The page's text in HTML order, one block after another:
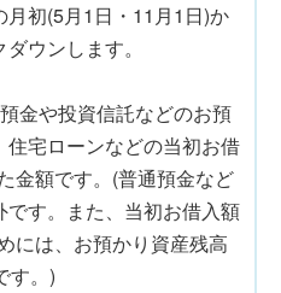
月初(5月1日・11月1日)か
ウンします。
預金や投資信託などのお預
宅ローンなどの当初お借
金額です。(普通預金など
す。また、当初お借入額
には、お預かり資産残高
す。)